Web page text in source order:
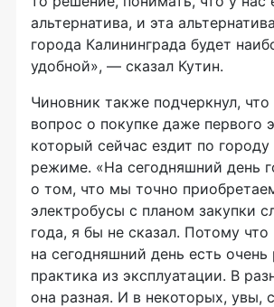
альтернатива, и эта
города Калининграда будет
удобной», — сказал Кутин.
Чиновник также подчеркнул,
вопрос о покупке даже первого
который сейчас ездит по
режиме. «На сегодняшний день
о том, что мы точно
электробусы с планом закупки
года, я бы не сказал. Потому что
на сегодняшний день есть очень
практика из эксплуатации. В
она разная. И в некоторых, увы,